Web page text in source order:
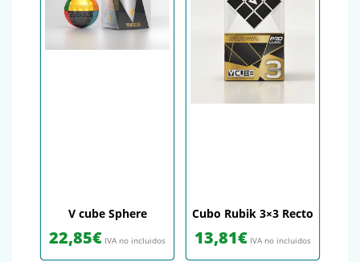
V cube Sphere
22,85€ IVA no incluidos
Cubo Rubik 3×3 Recto
13,81€ IVA no incluidos